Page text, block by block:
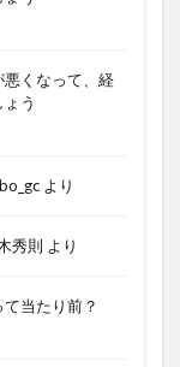
悪くなって、経
う
より
秀則 より
当たり前？